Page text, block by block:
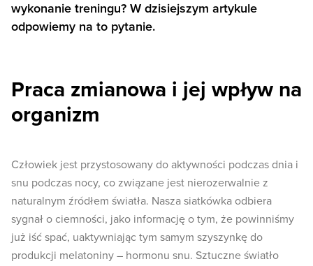
wykonanie treningu? W dzisiejszym artykule
odpowiemy na to pytanie.
Praca zmianowa i jej wpływ na
organizm
Człowiek jest przystosowany do aktywności podczas dnia i
snu podczas nocy, co związane jest nierozerwalnie z
naturalnym źródłem światła. Nasza siatkówka odbiera
sygnał o ciemności, jako informację o tym, że powinniśmy
już iść spać, uaktywniając tym samym szyszynkę do
produkcji melatoniny – hormonu snu. Sztuczne światło